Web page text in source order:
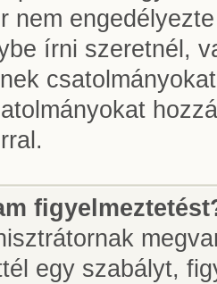
nem
írni szeretnél,
egy szabályt,